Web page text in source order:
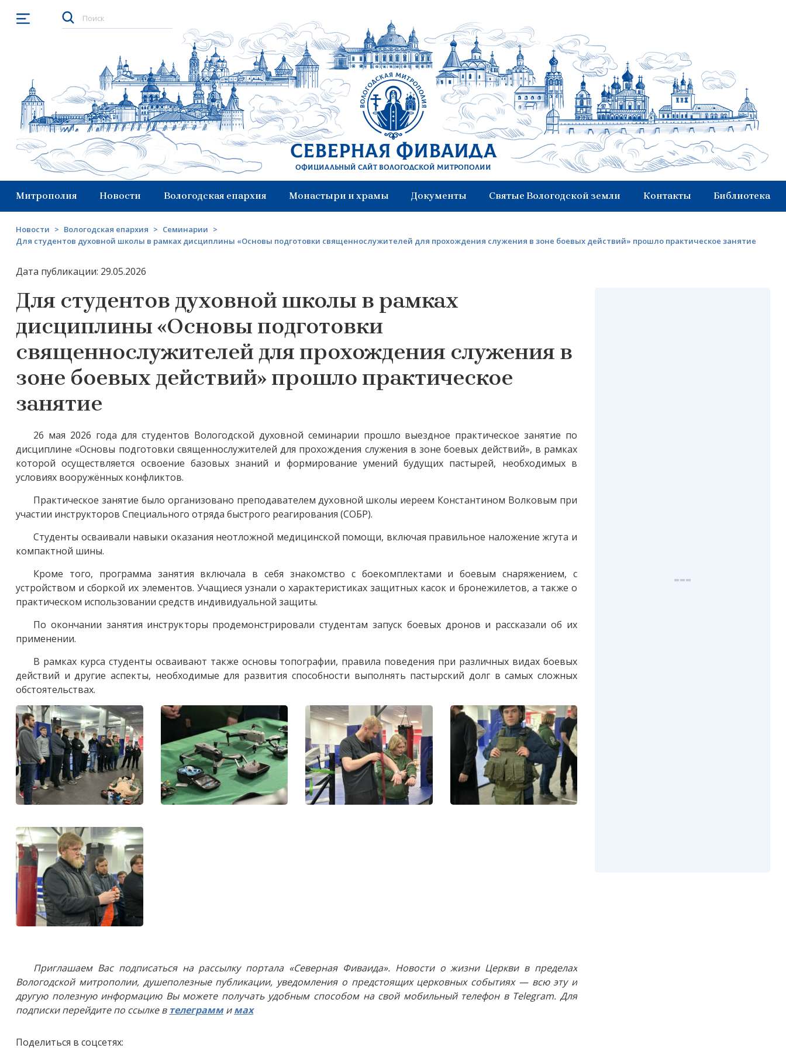
Открыть меню
Северная Фиваида
Официальный сайт Вологодской митрополии
Митрополия Новости Вологодская епархия Монастыри и храмы Документы Святые Вологодской земли Контакты Библиотека
Новости > Вологодская епархия > Семинарии >
Для студентов духовной школы в рамках дисциплины «Основы подготовки священнослужителей для прохождения служения в зоне боевых действий» прошло практическое занятие
Дата публикации: 29.05.2026
Для студентов духовной школы в рамках
дисциплины «Основы подготовки
священнослужителей для прохождения служения в
зоне боевых действий» прошло практическое
занятие
26 мая 2026 года для студентов Вологодской духовной семинарии прошло выездное практическое занятие по
дисциплине «Основы подготовки священнослужителей для прохождения служения в зоне боевых действий», в рамках
которой осуществляется освоение базовых знаний и формирование умений будущих пастырей, необходимых в
условиях вооружённых конфликтов.
Практическое занятие было организовано преподавателем духовной школы иереем Константином Волковым при
участии инструкторов Специального отряда быстрого реагирования (СОБР).
Студенты осваивали навыки оказания неотложной медицинской помощи, включая правильное наложение жгута и
компактной шины.
Кроме того, программа занятия включала в себя знакомство с боекомплектами и боевым снаряжением, с
устройством и сборкой их элементов. Учащиеся узнали о характеристиках защитных касок и бронежилетов, а также о
практическом использовании средств индивидуальной защиты.
По окончании занятия инструкторы продемонстрировали студентам запуск боевых дронов и рассказали об их
применении.
В рамках курса студенты осваивают также основы топографии, правила поведения при различных видах боевых
действий и другие аспекты, необходимые для развития способности выполнять пастырский долг в самых сложных
обстоятельствах.
Приглашаем Вас подписаться на рассылку портала «Северная Фиваида». Новости о жизни Церкви в пределах
Вологодской митрополии, душеполезные публикации, уведомления о предстоящих церковных событиях — всю эту и
другую полезную информацию Вы можете получать удобным способом на свой мобильный телефон в Telegram. Для
подписки перейдите по ссылке в телеграммимах
Поделиться в соцсетях: